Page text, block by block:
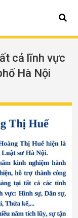
cả lĩnh vực
Hà Nội